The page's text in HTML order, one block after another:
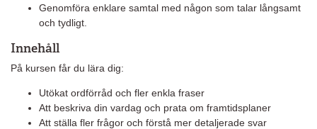
Genomföra enklare samtal med någon som talar långsamt
och tydligt.
Innehåll
På kursen får du lära dig:
Utökat ordförråd och fler enkla fraser
Att beskriva din vardag och prata om framtidsplaner
Att ställa fler frågor och förstå mer detaljerade svar